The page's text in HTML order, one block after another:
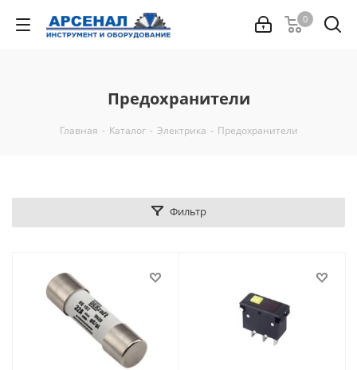
0
Предохранители
Главная - Каталог - Электрика - Предохранители
Фильтр